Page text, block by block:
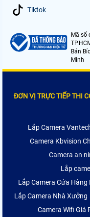
Tiktok
Mã số
Bán
Minh
ĐƠN VỊ TRỰC TIẾP THI
Lắp Camera
Camera Kbvision
Camera an
Lắp
Lắp Camera Cửa Hàng
Lắp Camera Nhà Xưởng
Camera Wifi Giá